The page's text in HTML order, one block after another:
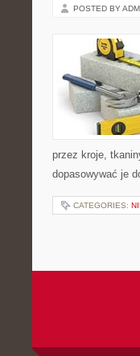
POSTED BY
przez kroje,
dopasowywać je
CATEGORIES: